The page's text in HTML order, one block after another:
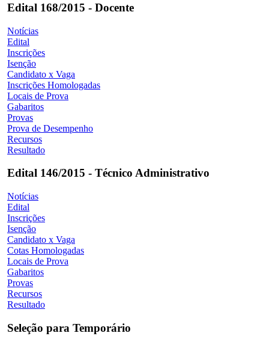
Edital 168/2015 - Docente
Notícias
Edital
Inscrições
Isenção
Candidato x Vaga
Inscrições Homologadas
Locais de Prova
Gabaritos
Provas
Prova de Desempenho
Recursos
Resultado
Edital 146/2015 - Técnico Administrativo
Notícias
Edital
Inscrições
Isenção
Candidato x Vaga
Cotas Homologadas
Locais de Prova
Gabaritos
Provas
Recursos
Resultado
Seleção para Temporário